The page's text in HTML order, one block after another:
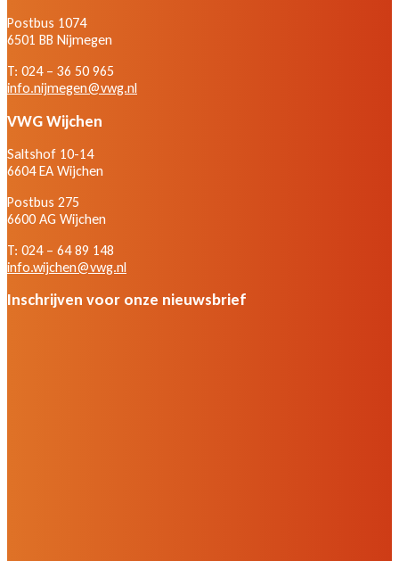
Postbus 1074
6501 BB Nijmegen
T: 024 – 36 50 965
info.nijmegen@vwg.nl
VWG Wijchen
Saltshof 10-14
6604 EA Wijchen
Postbus 275
6600 AG Wijchen
T: 024 – 64 89 148
info.wijchen@vwg.nl
Inschrijven voor onze nieuwsbrief